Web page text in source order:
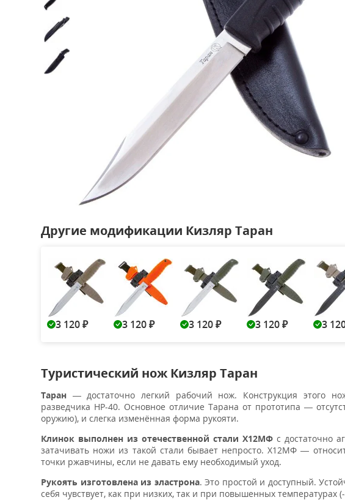
Другие модификации Кизляр Таран
3 120 ₽ 3 120 ₽ 3 120 ₽ 3 120 ₽ 3
Туристический нож Кизляр Таран
Таран — достаточно легкий рабочий нож. Конструкция этого
разведчика НР-40. Основное отличие Тарана от прототипа —
оружию), и слегка изменённая форма рукояти.
Клинок выполнен из отечественной стали X12МФ с достаточно
затачивать ножи из такой стали бывает непросто. Х12МФ —
точки ржавчины, если не давать ему необходимый уход.
Рукоять изготовлена из эластрона. Это простой и доступный.
себя чувствует, как при низких, так и при повышенных температурах